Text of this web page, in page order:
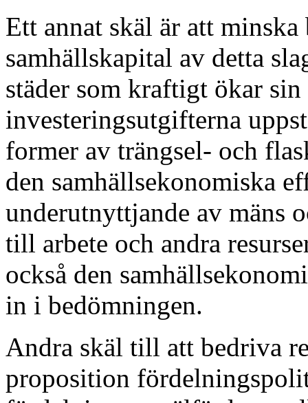
Ett annat skäl är att
samhällskapital av detta
städer som kraftigt ökar
investeringsutgifterna
former av trängsel- och
den samhällsekonomiska
underutnyttjande av mäns
till arbete och andra
också den
in i bedömningen.
Andra skäl till att bedriva
proposition